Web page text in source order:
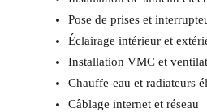
Pose de prises et
Éclairage intérieur et
Installation VMC et
Chauffe-eau et radiateurs
Câblage internet et réseau